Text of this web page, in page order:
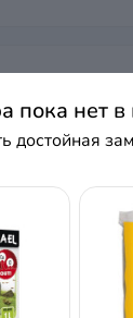
пока нет
достойная